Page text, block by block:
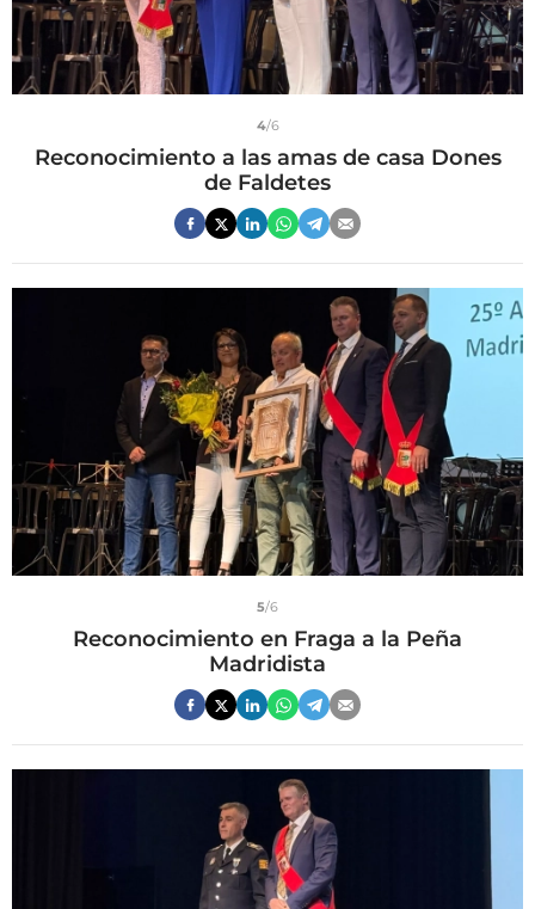
4/6
Reconocimiento a las amas de casa Dones
de Faldetes
5/6
Reconocimiento en Fraga a la Peña
Madridista